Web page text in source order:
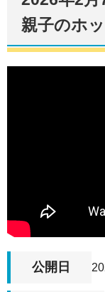
親子のホ
公開日